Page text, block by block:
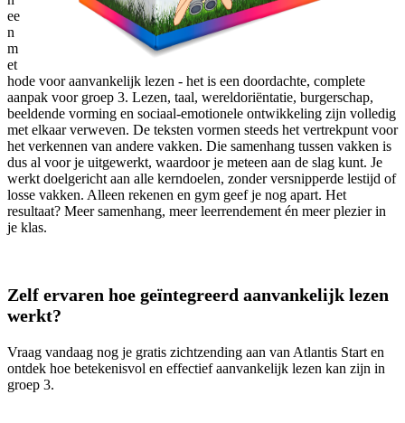
ee
n
m
et
hode voor aanvankelijk lezen - het is een doordachte, complete
aanpak voor groep 3. Lezen, taal, wereldoriëntatie, burgerschap,
beeldende vorming en sociaal-emotionele ontwikkeling zijn volledig
met elkaar verweven. De teksten vormen steeds het vertrekpunt voor
het verkennen van andere vakken. Die samenhang tussen vakken is
dus al voor je uitgewerkt, waardoor je meteen aan de slag kunt. Je
werkt doelgericht aan alle kerndoelen, zonder versnipperde lestijd of
losse vakken. Alleen rekenen en gym geef je nog apart. Het
resultaat? Meer samenhang, meer leerrendement én meer plezier in
je klas.
Zelf ervaren hoe geïntegreerd aanvankelijk lezen
werkt?
Vraag vandaag nog je gratis zichtzending aan van Atlantis Start en
ontdek hoe betekenisvol en effectief aanvankelijk lezen kan zijn in
groep 3.